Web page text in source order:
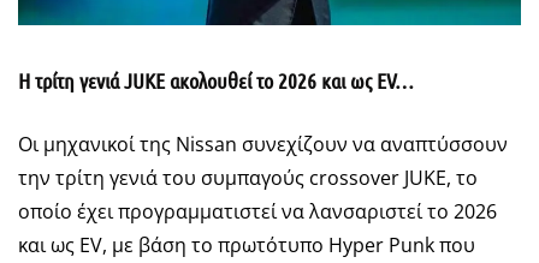
Η τρίτη γενιά JUKE ακολουθεί το 2026 και ως EV…
Οι μηχανικοί της Nissan συνεχίζουν να αναπτύσσουν
την τρίτη γενιά του συμπαγούς crossover JUKE, το
οποίο έχει προγραμματιστεί να λανσαριστεί το 2026
και ως EV, με βάση το πρωτότυπο Hyper Punk που